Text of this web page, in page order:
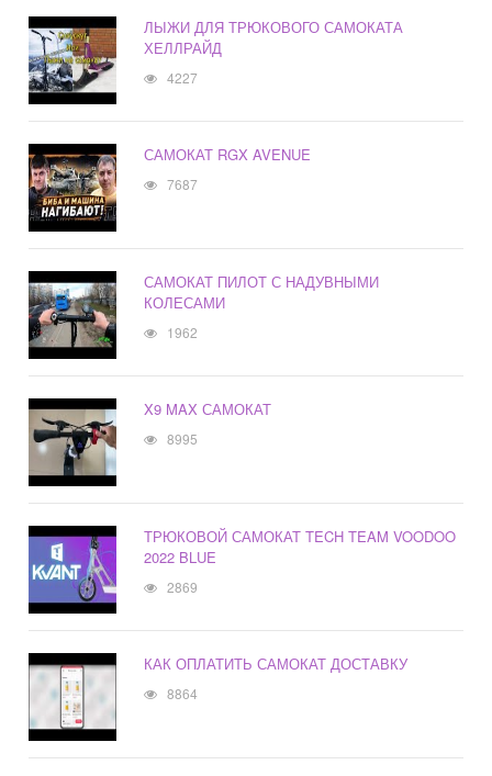
ЛЫЖИ ДЛЯ ТРЮКОВОГО САМОКАТА
ХЕЛЛРАЙД
4227
САМОКАТ RGX AVENUE
7687
САМОКАТ ПИЛОТ С НАДУВНЫМИ
КОЛЕСАМИ
1962
X9 MAX САМОКАТ
8995
ТРЮКОВОЙ САМОКАТ TECH TEAM VOODOO
2022 BLUE
2869
КАК ОПЛАТИТЬ САМОКАТ ДОСТАВКУ
8864